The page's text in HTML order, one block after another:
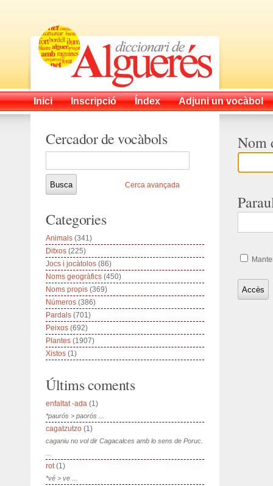
Inici Inscripció Índex Adjuni un vocàbol
Nom
Cercador de vocàbols
Cerca avançada
Categories
Animals (341)
Ditxos (225)
Jocs i jocàtolos (86)
Noms geogràfics (450)
Noms propis (369)
Números (386)
Pardals (701)
Peixos (692)
Plantes (1907)
Xistos (1)
Últims coments
enfaltat -ada (1)
*paurós > paorós ...
cagatzutzo (1)
caganiu no vol dir Cagacalces amb lo sens de Poruc.
rot(1)
*vé > ve ...